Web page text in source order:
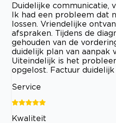
Duidelijke communicatie,
Ik had een probleem dat
lossen. Vriendelijke
afspraken. Tijdens de
gehouden van de
duidelijk plan van aanpak
Uiteindelijk is het
opgelost. Factuur duidelijk
Service
Kwaliteit